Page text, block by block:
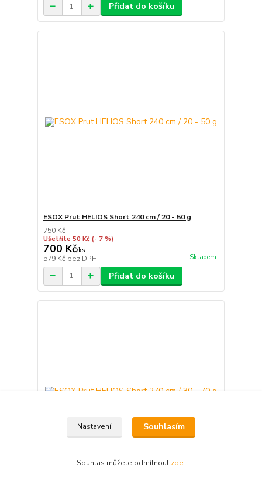
Přidat do košíku
ESOX Prut HELIOS Short 240 cm / 20 - 50 g
750 Kč
Ušetříte 50 Kč (- 7 %)
700 Kč/ks
579 Kč bez DPH Skladem
Přidat do košíku
Nastavení Souhlasím
Souhlas můžete odmítnout zde.